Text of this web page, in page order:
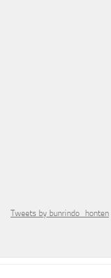
Tweets by bunrindo_honten